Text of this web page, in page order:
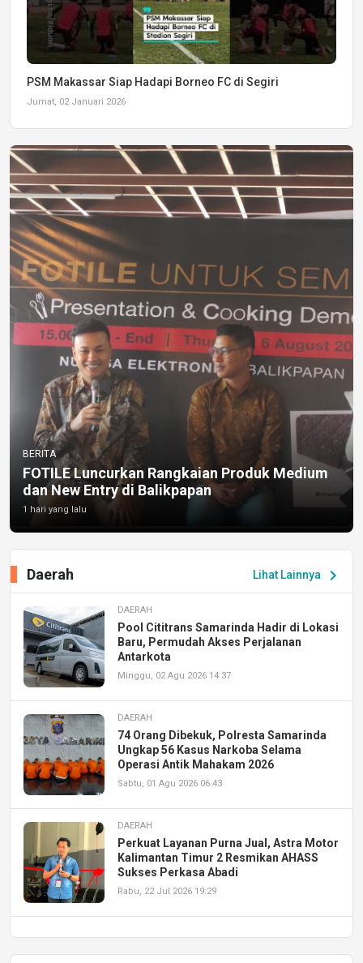
PSM Makassar Siap Hadapi Borneo FC di Segiri
Jumat, 02 Januari 2026
BERITA
FOTILE Luncurkan Rangkaian Produk Medium
dan New Entry di Balikpapan
1 hari yang lalu
Lihat Lainnya chevron_right
Daerah
DAERAH
Pool Cititrans Samarinda Hadir di Lokasi
Baru, Permudah Akses Perjalanan
Antarkota
Minggu, 02 Agu 2026 14:37
DAERAH
74 Orang Dibekuk, Polresta Samarinda
Ungkap 56 Kasus Narkoba Selama
Operasi Antik Mahakam 2026
Sabtu, 01 Agu 2026 06:43
DAERAH
Perkuat Layanan Purna Jual, Astra Motor
Kalimantan Timur 2 Resmikan AHASS
Sukses Perkasa Abadi
Rabu, 22 Jul 2026 19:29